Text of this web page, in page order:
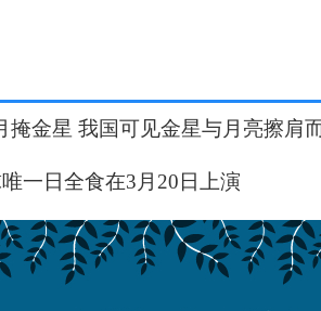
掩金星 我国可见金星与月亮擦肩
一日全食在3月20日上演